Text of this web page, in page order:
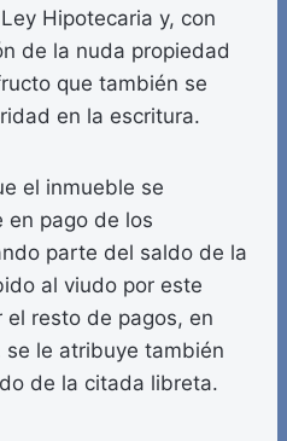
Hipotecaria y, con
de la nuda propiedad
que también se
en la escritura.
el inmueble se
en pago de los
parte del saldo de la
al viudo por este
resto de pagos, en
le atribuye también
de la citada libreta.